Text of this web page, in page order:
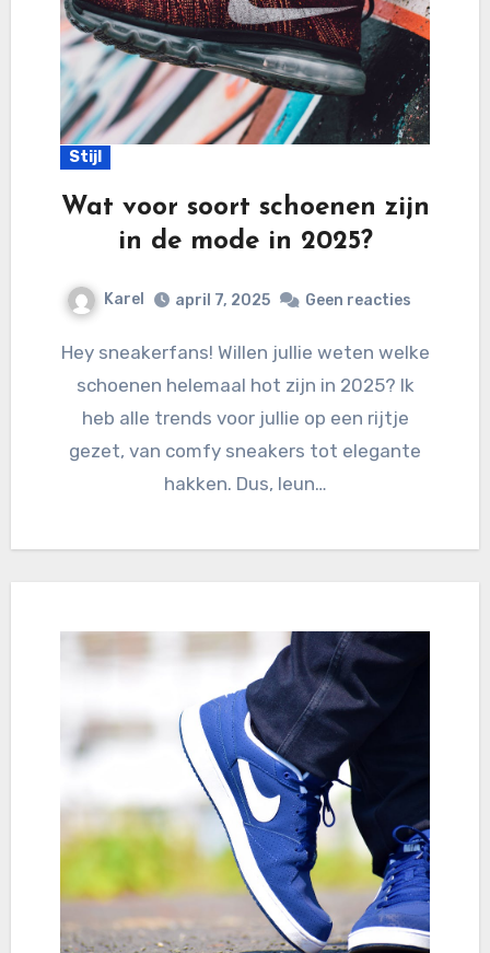
Stijl
Wat voor soort schoenen zijn
in de mode in 2025?
Karel april 7, 2025 Geen reacties
Hey sneakerfans! Willen jullie weten welke
schoenen helemaal hot zijn in 2025? Ik
heb alle trends voor jullie op een rijtje
gezet, van comfy sneakers tot elegante
hakken. Dus, leun…